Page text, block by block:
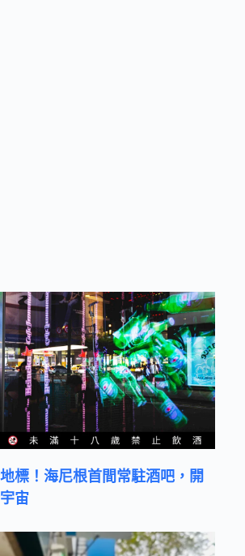
標！海尼根首間常駐酒吧，開
宙